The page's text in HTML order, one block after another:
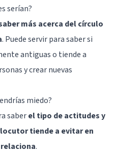
serían?
más acerca del círculo
. Puede servir para saber si
antiguas o tiende a
y crear nuevas
miedo?
saberel tipo de actitudes y
tiende a evitar en
.